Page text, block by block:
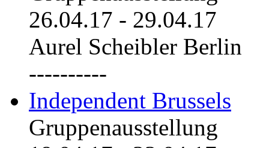
26.04.17 - 29.04.17
Aurel Scheibler Berlin
----------
Independent Brussels
Gruppenausstellung